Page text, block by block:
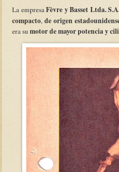
La empresaFèvre y Basset Ltda.
compacto, de origen
era su motor de mayor potencia y